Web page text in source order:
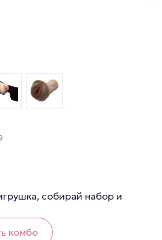
собирай набор и
комбо